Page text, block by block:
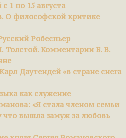
1 по 15 августа
О философской критике
Робеспьер
Толстой. Комментарии Б. В.
Даутендей «в стране снега
как служение
«Я стала членом семьи
вышла замуж за любовь